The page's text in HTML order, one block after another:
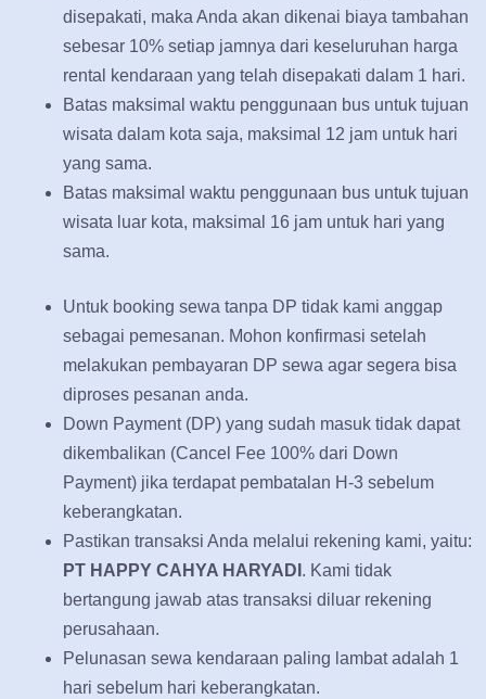
disepakati, maka Anda akan dikenai biaya tambahan
sebesar 10% setiap jamnya dari keseluruhan harga
rental kendaraan yang telah disepakati dalam 1 hari.
Batas maksimal waktu penggunaan bus untuk tujuan
wisata dalam kota saja, maksimal 12 jam untuk hari
yang sama.
Batas maksimal waktu penggunaan bus untuk tujuan
wisata luar kota, maksimal 16 jam untuk hari yang
sama.
Untuk booking sewa tanpa DP tidak kami anggap
sebagai pemesanan. Mohon konfirmasi setelah
melakukan pembayaran DP sewa agar segera bisa
diproses pesanan anda.
Down Payment (DP) yang sudah masuk tidak dapat
dikembalikan (Cancel Fee 100% dari Down
Payment) jika terdapat pembatalan H-3 sebelum
keberangkatan.
Pastikan transaksi Anda melalui rekening kami, yaitu:
PT HAPPY CAHYA HARYADI . Kami tidak
bertangung jawab atas transaksi diluar rekening
perusahaan.
Pelunasan sewa kendaraan paling lambat adalah 1
hari sebelum hari keberangkatan.